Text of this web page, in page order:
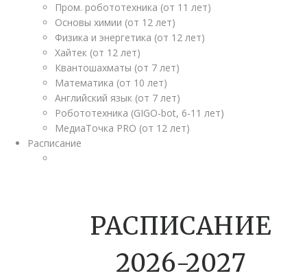
Пром. робототехника (от 11 лет)
Основы химии (от 12 лет)
Физика и энергетика (от 12 лет)
Хайтек (от 12 лет)
Квантошахматы (от 7 лет)
Математика (от 10 лет)
Английский язык (от 7 лет)
Робототехника (GIGO-bot, 6-11 лет)
МедиаТочка PRO (от 12 лет)
Расписание
РАСПИСАНИЕ
2026-2027